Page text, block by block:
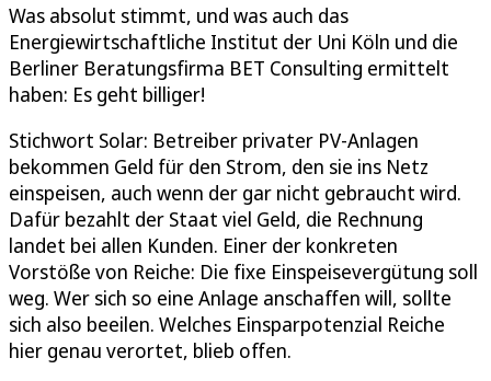
Was absolut stimmt, und was auch das
Energiewirtschaftliche Institut der Uni Köln und die
Berliner Beratungsfirma BET Consulting ermittelt
haben: Es geht billiger!
Stichwort Solar: Betreiber privater PV-Anlagen
bekommen Geld für den Strom, den sie ins Netz
einspeisen, auch wenn der gar nicht gebraucht wird.
Dafür bezahlt der Staat viel Geld, die Rechnung
landet bei allen Kunden. Einer der konkreten
Vorstöße von Reiche: Die fixe Einspeisevergütung soll
weg. Wer sich so eine Anlage anschaffen will, sollte
sich also beeilen. Welches Einsparpotenzial Reiche
hier genau verortet, blieb offen.